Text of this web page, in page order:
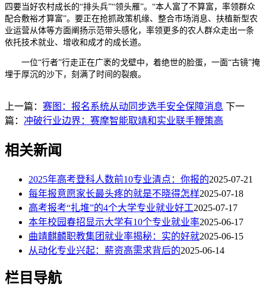
四要当好农村成长的“排头兵”“领头雁”。“本人富了不算富，率领群众
配合敷裕才算富”。要正在抢抓政策机缘、整合市场消息、扶植新型农
业运营从体等方面阐扬示范带头感化，率领更多的农人群众走出一条
依托技术就业、增收和成才的成长道。
一位“行者”行走正在广袤的戈壁中，着绝世的脸蛋，一面“古镜”掩
埋于厚沉的沙下，刻满了时间的裂痕。
上一篇： 赛图：报名系统从动同步选手安全保障消息 下一
篇： 冲破行业边界：赛摩智能取靖和实业联手鞭策高
相关新闻
2025年高考登科人数前10专业清点：你报的2025-07-21
每年报意愿家长最头疼的就是不晓得怎样2025-07-18
高考报考“扎堆”的4个大学专业就业好工2025-07-17
本年校园春招显示大学有10个专业就业率2025-06-17
曲靖麒麟职教集团就业率揭秘：实的好就2025-06-15
从动化专业兴起：薪资高需求背后的2025-06-14
栏目导航